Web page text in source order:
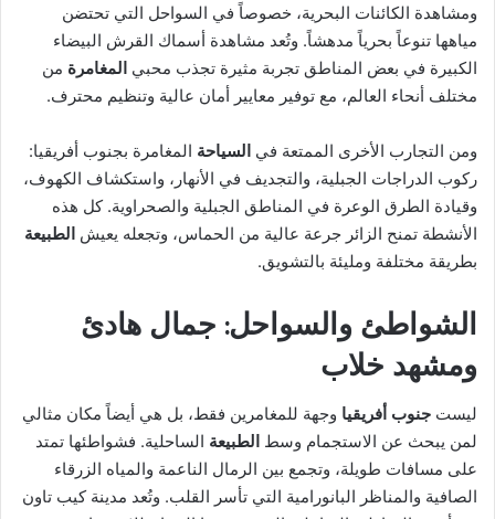
ومشاهدة الكائنات البحرية، خصوصاً في السواحل التي تحتضن
مياهها تنوعاً بحرياً مدهشاً. وتُعد مشاهدة أسماك القرش البيضاء
الكبيرة في بعض المناطق تجربة مثيرة تجذب محبي المغامرة من
مختلف أنحاء العالم، مع توفير معايير أمان عالية وتنظيم محترف.
ومن التجارب الأخرى الممتعة في السياحة المغامرة بجنوب أفريقيا:
ركوب الدراجات الجبلية، والتجديف في الأنهار، واستكشاف الكهوف،
وقيادة الطرق الوعرة في المناطق الجبلية والصحراوية. كل هذه
الأنشطة تمنح الزائر جرعة عالية من الحماس، وتجعله يعيش الطبيعة
بطريقة مختلفة ومليئة بالتشويق.
الشواطئ والسواحل: جمال هادئ
ومشهد خلاب
ليست جنوب أفريقيا وجهة للمغامرين فقط، بل هي أيضاً مكان مثالي
لمن يبحث عن الاستجمام وسط الطبيعة الساحلية. فشواطئها تمتد
على مسافات طويلة، وتجمع بين الرمال الناعمة والمياه الزرقاء
الصافية والمناظر البانورامية التي تأسر القلب. وتُعد مدينة كيب تاون